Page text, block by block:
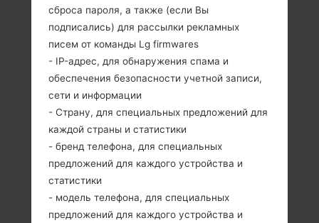
123 грамм (4.34
унции)
1500 mAh
Unknown
сброса пароля, а также (если Вы
подписались) для рассылки рекламных
писем от команды Lg firmwares
- IP-адрес, для обнаружения спама и
обеспечения безопасности учетной записи,
сети и информации
- Страну, для специальных предложений для
каждой страны и статистики
- бренд телефона, для специальных
предложений для каждого устройства и
статистики
- модель телефона, для специальных
предложений для каждого устройства и